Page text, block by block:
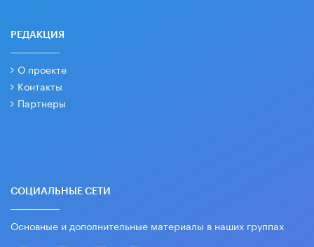
РЕДАКЦИЯ
О проекте
Контакты
Партнеры
СОЦИАЛЬНЫЕ СЕТИ
Основные и дополнительные материалы в наших группах